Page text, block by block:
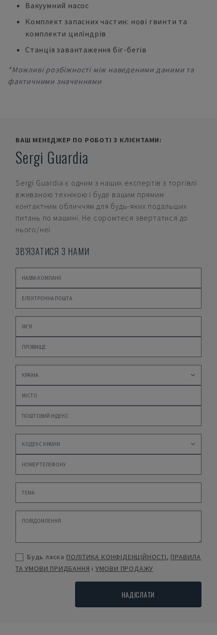
Вакуумний насос
Комплект запасних частин: нові гвинти та
комплекти циліндрів
Станція завантаження біг-бегів
*Можливі розбіжності між наведеними даними та
фактичними значеннями
ВАШ МЕНЕДЖЕР ПО РОБОТІ З КЛІЄНТАМИ:
Sergi Guardia
Sergi Guardia є одним з наших експертів з торгівлі
вживаною технікою і буде вашим прямим
контактним обличчям для будь-яких подальших
питань по машині. Не соромтеся звертатися до
нього/неї.
ЗВ'ЯЗАТИСЯ З НАМИ
Будь ласка ПОЛІТИКА КОНФІДЕНЦІЙНОСТІ, ПРАВИЛА
ТА УМОВИ ПРИДБАННЯ і УМОВИ ПРОДАЖУ
НАДІСЛАТИ